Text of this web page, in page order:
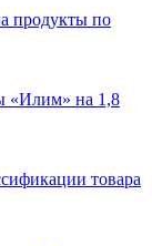
продукты по
«Илим» на 1,8
товара